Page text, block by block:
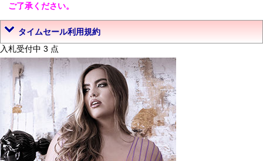
ご了承ください。
タイムセール利用規約
入札受付中 3 点